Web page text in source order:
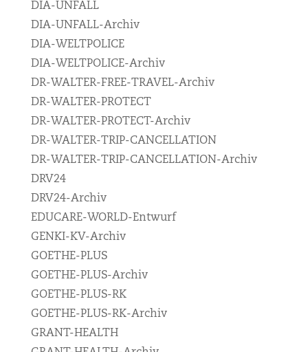
DIA-UNFALL
DIA-UNFALL-Archiv
DIA-WELTPOLICE
DIA-WELTPOLICE-Archiv
DR-WALTER-FREE-TRAVEL-Archiv
DR-WALTER-PROTECT
DR-WALTER-PROTECT-Archiv
DR-WALTER-TRIP-CANCELLATION
DR-WALTER-TRIP-CANCELLATION-Archiv
DRV24
DRV24-Archiv
EDUCARE-WORLD-Entwurf
GENKI-KV-Archiv
GOETHE-PLUS
GOETHE-PLUS-Archiv
GOETHE-PLUS-RK
GOETHE-PLUS-RK-Archiv
GRANT-HEALTH